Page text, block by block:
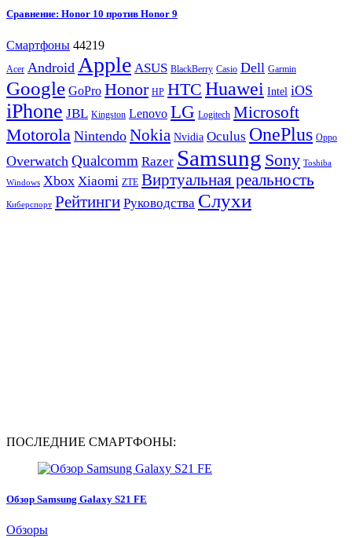
Сравнение: Honor 10 против Honor 9
Смартфоны 44219
Acer Android Apple ASUS BlackBerry Casio Dell Garmin
Google GoPro Honor HP HTC Huawei Intel iOS
iPhone JBL Kingston Lenovo LG Logitech Microsoft
Motorola Nintendo Nokia Nvidia Oculus OnePlus Oppo
Overwatch Qualcomm Razer Samsung Sony Toshiba
Windows Xbox Xiaomi ZTE Виртуальная реальность
Киберспорт Рейтинги Руководства Слухи
ПОСЛЕДНИЕ СМАРТФОНЫ:
Обзор Samsung Galaxy S21 FE
Обзоры